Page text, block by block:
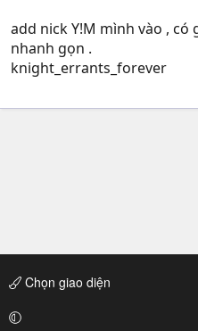
add nick Y!M mình vào , có
nhanh gọn .
knight_errants_forever
Chọn giao diện